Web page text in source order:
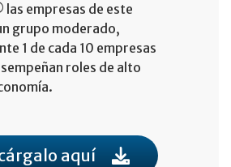
empresas de este
grupo moderado,
1 de cada 10 empresas
roles de alto
aquí